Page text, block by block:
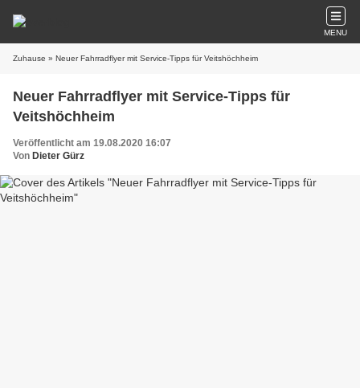
MENU
Zuhause » Neuer Fahrradflyer mit Service-Tipps für Veitshöchheim
Neuer Fahrradflyer mit Service-Tipps für
Veitshöchheim
Veröffentlicht am 19.08.2020 16:07
Von Dieter Gürz